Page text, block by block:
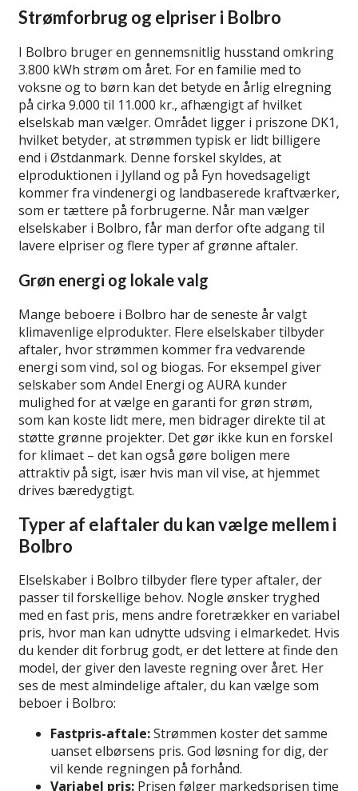
Strømforbrug og elpriser i Bolbro
I Bolbro bruger en gennemsnitlig husstand omkring
3.800 kWh strøm om året. For en familie med to
voksne og to børn kan det betyde en årlig elregning
på cirka 9.000 til 11.000 kr., afhængigt af hvilket
elselskab man vælger. Området ligger i priszone DK1,
hvilket betyder, at strømmen typisk er lidt billigere
end i Østdanmark. Denne forskel skyldes, at
elproduktionen i Jylland og på Fyn hovedsageligt
kommer fra vindenergi og landbaserede kraftværker,
som er tættere på forbrugerne. Når man vælger
elselskaber i Bolbro, får man derfor ofte adgang til
lavere elpriser og flere typer af grønne aftaler.
Grøn energi og lokale valg
Mange beboere i Bolbro har de seneste år valgt
klimavenlige elprodukter. Flere elselskaber tilbyder
aftaler, hvor strømmen kommer fra vedvarende
energi som vind, sol og biogas. For eksempel giver
selskaber som Andel Energi og AURA kunder
mulighed for at vælge en garanti for grøn strøm,
som kan koste lidt mere, men bidrager direkte til at
støtte grønne projekter. Det gør ikke kun en forskel
for klimaet – det kan også gøre boligen mere
attraktiv på sigt, især hvis man vil vise, at hjemmet
drives bæredygtigt.
Typer af elaftaler du kan vælge mellem i
Bolbro
Elselskaber i Bolbro tilbyder flere typer aftaler, der
passer til forskellige behov. Nogle ønsker tryghed
med en fast pris, mens andre foretrækker en variabel
pris, hvor man kan udnytte udsving i elmarkedet. Hvis
du kender dit forbrug godt, er det lettere at finde den
model, der giver den laveste regning over året. Her
ses de mest almindelige aftaler, du kan vælge som
beboer i Bolbro:
Fastpris-aftale:Strømmen koster det samme
uanset elbørsens pris. God løsning for dig, der
vil kende regningen på forhånd.
Variabel pris: Prisen følger markedsprisen time